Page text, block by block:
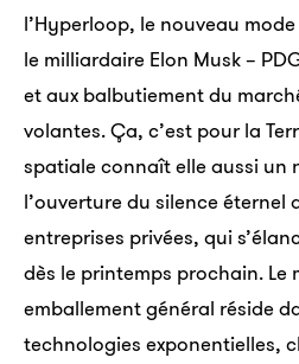
l’Hyperloop, le nouveau
le milliardaire Elon Musk –
et aux balbutiement du
volantes. Ça, c’est pour la
spatiale connaît elle aussi un
l’ouverture du silence éternel
entreprises privées, qui
dès le printemps prochain. Le
emballement général réside
technologies exponentielles,